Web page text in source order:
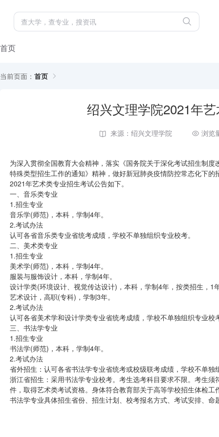
首页
当前页面： 首页
绍兴文理学院2021年
来源：绍兴文理学院 浏览
为深入贯彻全国教育大会精神，落实《国务院关于深化考试招生制
特殊类型招生工作的通知》精神，做好新冠肺炎疫情防控常态化下
2021年艺术类专业招生考试公告如下。
一、音乐类专业
1.招生专业
音乐学(师范)，本科，学制4年。
2.考试办法
认可各省音乐类专业省统考成绩，学校不单独组织专业校考。
二、美术类专业
1.招生专业
美术学(师范)，本科，学制4年。
服装与服饰设计，本科，学制4年。
设计学类(环境设计、视觉传达设计)，本科，学制4年，按类招生，1
艺术设计，高职(专科)，学制3年。
2.考试办法
认可各省美术学和设计学类专业省统考成绩，学校不单独组织专业校
三、书法学专业
1.招生专业
书法学(师范)，本科，学制4年。
2.考试办法
省外招生：认可各省书法学专业省统考或校级联考成绩，学校不单独
浙江省招生：采用书法学专业校考。考生选考科目要求不限。考生
件，取得艺术类考试资格。身体符合教育部关于高等学校招生体检
书法学专业具体招生省份、招生计划、校考报名方式、考试安排、